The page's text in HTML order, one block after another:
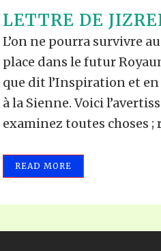
LETTRE DE
L’on ne pourra survivre
place dans le futur
que dit l’Inspiration et
à la Sienne. Voici
examinez toutes choses ;
READ MORE